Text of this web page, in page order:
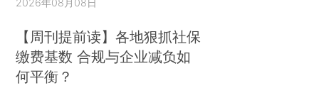
2026年08月08日
【周刊提前读】各地狠抓社保
缴费基数 合规与企业减负如
何平衡？